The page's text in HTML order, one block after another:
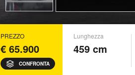
PREZZO
€ 65.900
CONFRONTA
Lunghezza
459 cm